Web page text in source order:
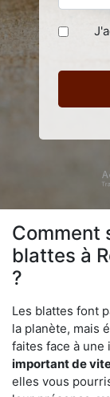
Comment
blattes à
?
Les blattes font
la planète, mais
faites face à
important de
elles vous